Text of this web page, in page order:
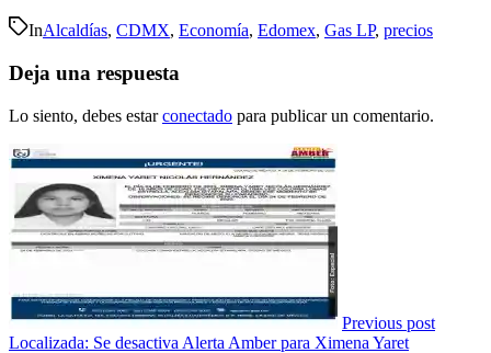
InAlcaldías, CDMX, Economía, Edomex, Gas LP, precios
Deja una respuesta
Lo siento, debes estarconectado para publicar un comentario.
Previous post
Localizada: Se desactiva Alerta Amber para Ximena Yaret